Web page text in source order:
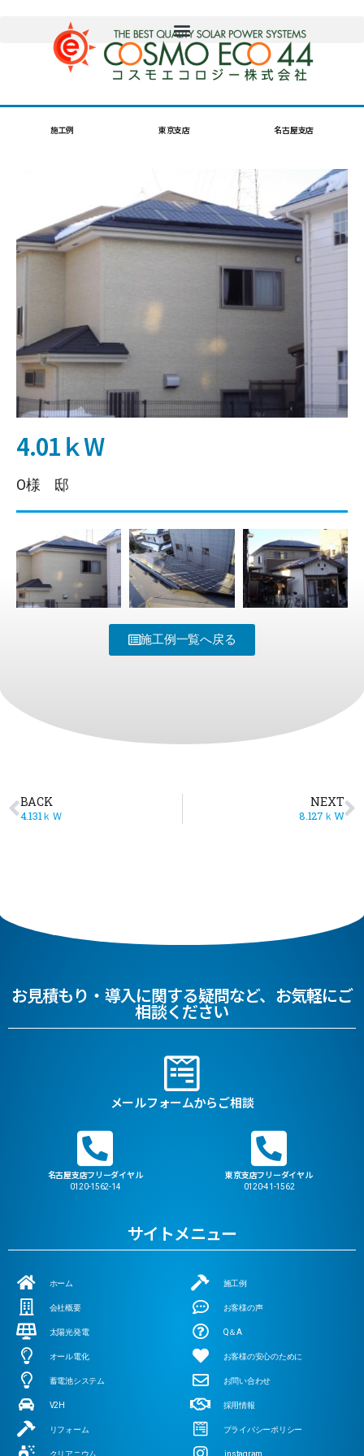
施工例 東京支店 名古屋支店
4.01ｋW
O様 邸
施工例一覧へ戻る
BACK
4.131ｋＷ
NEXT
8.127ｋW
お見積もり・導入に関する疑問など、お気軽にご
相談ください
メールフォームからご相談
名古屋支店フリーダイヤル
0120-1562-14
東京支店フリーダイヤル
0120-41-1562
サイトメニュー
ホーム
会社概要
太陽光発電
オール電化
蓄電池システム
V2H
リフォーム
クリアニウム
施工例
お客様の声
Q＆A
お客様の安心のために
お問い合わせ
採用情報
プライバシーポリシー
instagram